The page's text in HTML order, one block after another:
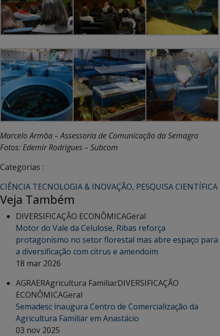
Marcelo Armôa – Assessoria de Comunicação da Semagro
Fotos: Edemir Rodrigues – Subcom
Categorias :
CIÊNCIA TECNOLOGIA & INOVAÇÃO, PESQUISA CIENTÍFICA
Veja Também
DIVERSIFICAÇÃO ECONÔMICAGeral
Motor do Vale da Celulose, Ribas reforça
protagonismo no setor florestal mas abre espaço para
a diversificação com citrus e amendoim
18 mar 2026
AGRAERAgricultura FamiliarDIVERSIFICAÇÃO
ECONÔMICAGeral
Semadesc inaugura Centro de Comercialização da
Agricultura Familiar em Anastácio
03 nov 2025